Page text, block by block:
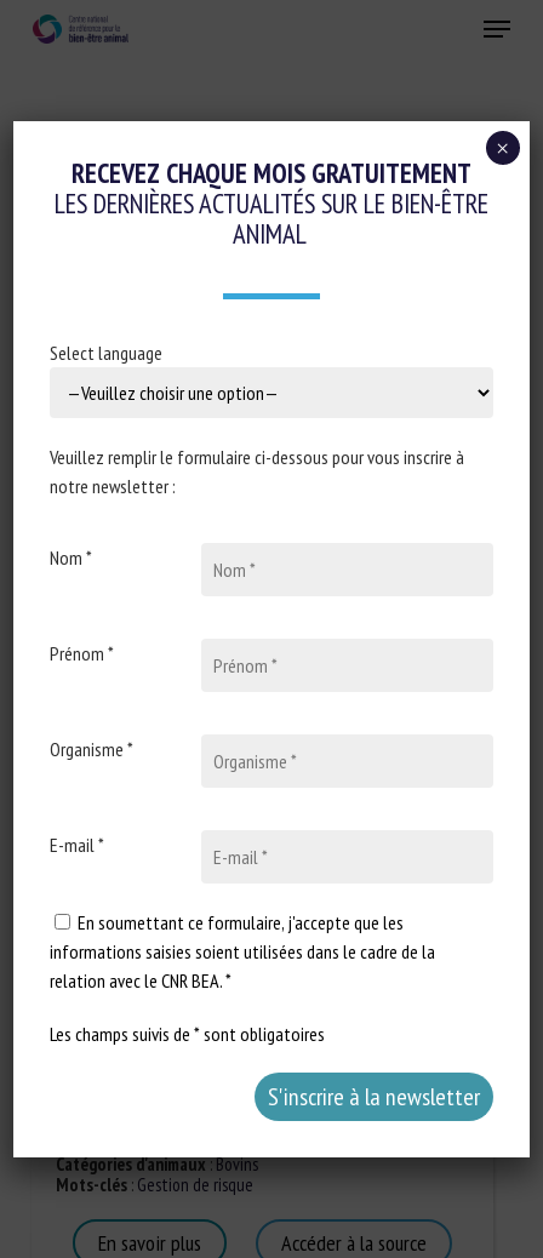
Menu
CATÉGORIE D'ANIMAL :BOVINS
le Transport d’Animaux (2017-rev1 Mai
2018). «Guide des bonnes pratiques
European Commission
Mots-clés
Signaler un lien mort
de la protection animale des bovins à
l’abattoir
Interbev
Catégories d'animaux:Bovins
Mots-clés: Gestion de risque
En savoir plus Accéder à la source
RECEVEZ CHAQUE MOIS GRATUITEMENT
LES DERNIÈRES ACTUALITÉS SUR LE BIEN-ÊTRE
ANIMAL
Select language
Veuillez remplir le formulaire ci-dessous pour vous inscrire à
notre newsletter :
Nom *
Prénom *
Organisme *
E-mail *
En soumettant ce formulaire, j'accepte que les
informations saisies soient utilisées dans le cadre de la
relation avec le CNR BEA. *
Les champs suivis de * sont obligatoires
×